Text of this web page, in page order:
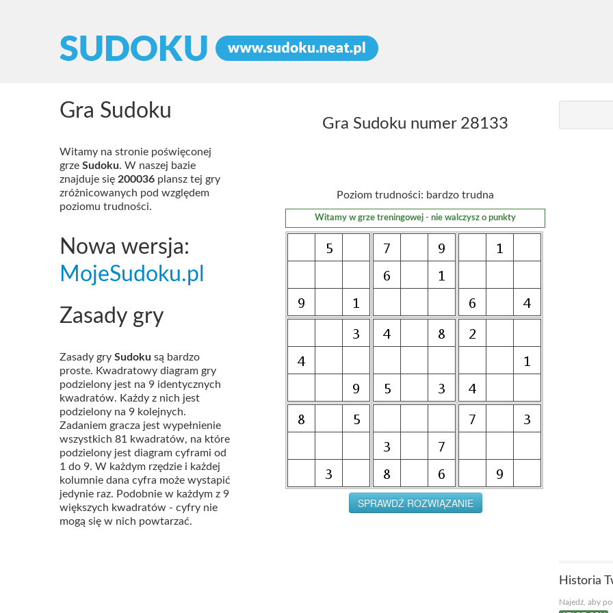
Gra Sudoku
Witamy na stronie poświęconej
grze Sudoku. W naszej bazie
znajduje się 200036 plansz tej gry
zróżnicowanych pod względem
poziomu trudności.
Nowa wersja:
MojeSudoku.pl
Zasady gry
Zasady gry Sudoku są bardzo
proste. Kwadratowy diagram gry
podzielony jest na 9 identycznych
kwadratów. Każdy z nich jest
podzielony na 9 kolejnych.
Zadaniem gracza jest wypełnienie
wszystkich 81 kwadratów, na które
podzielony jest diagram cyframi od
1 do 9. W każdym rzędzie i każdej
kolumnie dana cyfra może wystapić
jedynie raz. Podobnie w każdym z 9
większych kwadratów - cyfry nie
mogą się w nich powtarzać.
Gra Sudoku numer 28133
Poziom trudności: bardzo trudna
Witamy w grze treningowej - nie walczysz o punkty
Historia
Najedź, aby